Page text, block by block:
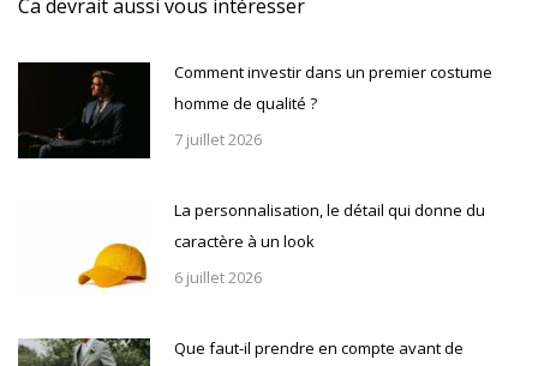
Ca devrait aussi vous intéresser
Comment investir dans un premier costume
homme de qualité ?
7 juillet 2026
La personnalisation, le détail qui donne du
caractère à un look
6 juillet 2026
Que faut-il prendre en compte avant de